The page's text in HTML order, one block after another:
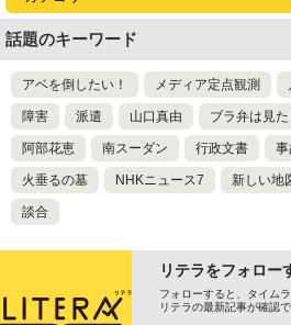
話題のキーワード
アベを倒したい！ メディア定点観測
障害 派遣 山口真由 ブラ弁は見た
阿部花恵 南スーダン 行政文書 事
火垂るの墓 NHKニュース7 新しい地
談合
リテラをフォロー
フォローすると、タイム
リテラの最新記事が確認で